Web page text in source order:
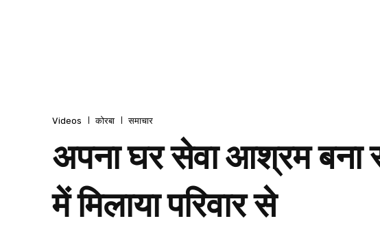
Videos कोरबा समाचार
अपना घर सेवा आश्रम बना
में मिलाया परिवार से